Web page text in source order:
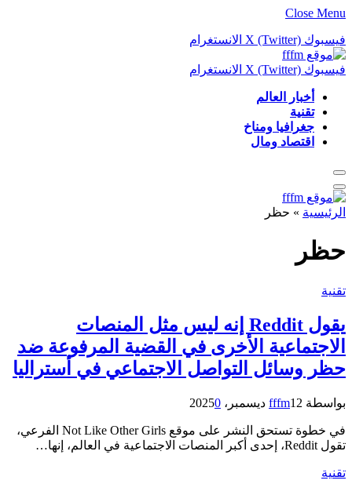
Close Menu
فيسبوك X (Twitter) الانستغرام
فيسبوك X (Twitter) الانستغرام
أخبار العالم
تقنية
جغرافيا ومناخ
اقتصاد ومال
الرئيسية»حظر
حظر
تقنية
يقول Reddit إنه ليس مثل المنصات
الاجتماعية الأخرى في القضية المرفوعة ضد
حظر وسائل التواصل الاجتماعي في أستراليا
بواسطة fffm 12 ديسمبر، 2025 0
في خطوة تستحق النشر على موقع Not Like Other Girls الفرعي،
تقول Reddit، إحدى أكبر المنصات الاجتماعية في العالم، إنها…
تقنية